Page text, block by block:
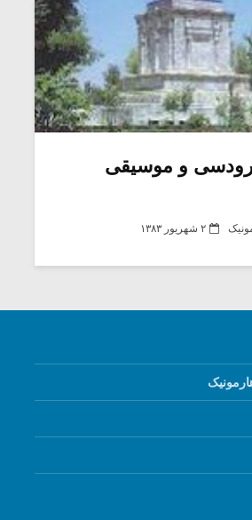
و موسیقی
۲ شهریور ۱۳۸۳
روژا موریس ژار